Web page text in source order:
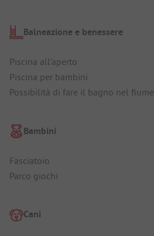
Balneazione e benessere
Piscina all'aperto
Piscina per bambini
Possibilità di fare il bagno nel fiume
Bambini
Fasciatoio
Parco giochi
Cani